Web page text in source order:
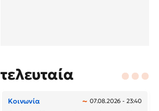
τελευταία
Κοινωνία 07.08.2026 - 23:40